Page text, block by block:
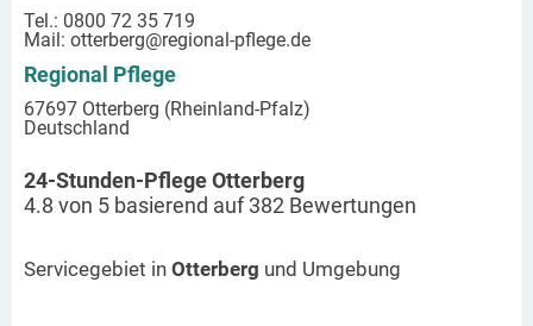
Tel.: 0800 72 35 719
Mail: otterberg@regional-pflege.de
Regional Pflege
67697 Otterberg (Rheinland-Pfalz)
Deutschland
24-Stunden-Pflege Otterberg
4.8 von 5 basierend auf382 Bewertungen
Servicegebiet in Otterberg und Umgebung